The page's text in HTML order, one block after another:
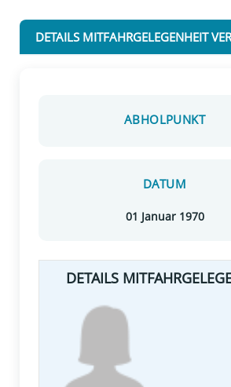
DETAILS MITFAHRGELEGENHEIT
ABHOLPUNKT
DATUM
01 Januar 1970
DETAILS